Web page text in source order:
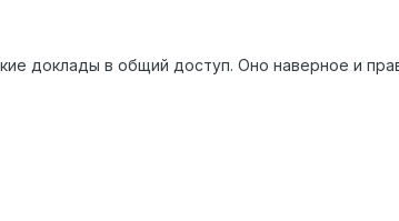
доклады в общий доступ. Оно наверное и